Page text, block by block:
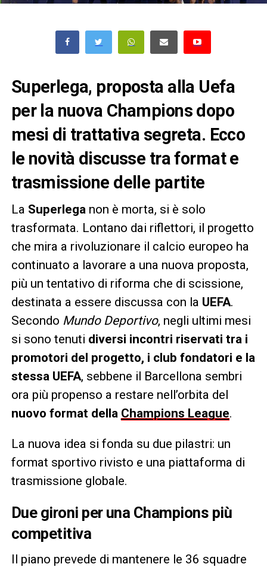
Superlega, proposta alla Uefa
per la nuova Champions dopo
mesi di trattativa segreta. Ecco
le novità discusse tra format e
trasmissione delle partite
La Superlega non è morta, si è solo
trasformata. Lontano dai riflettori, il progetto
che mira a rivoluzionare il calcio europeo ha
continuato a lavorare a una nuova proposta,
più un tentativo di riforma che di scissione,
destinata a essere discussa con la UEFA.
Secondo Mundo Deportivo, negli ultimi mesi
si sono tenuti diversi incontri riservati tra i
promotori del progetto, i club fondatori e la
stessa UEFA, sebbene il Barcellona sembri
ora più propenso a restare nell’orbita del
nuovo format della Champions League.
La nuova idea si fonda su due pilastri: un
format sportivo rivisto e una piattaforma di
trasmissione globale.
Due gironi per una Champions più
competitiva
Il piano prevede di mantenere le 36 squadre